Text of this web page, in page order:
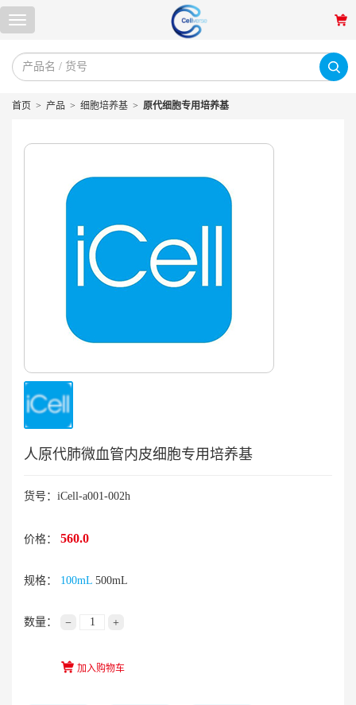
首页 > 产品 > 细胞培养基 > 原代细胞专用培养基
人原代肺微血管内皮细胞专用培养基
货号：iCell-a001-002h
价格： 560.0
规格： 100mL 500mL
数量： − +
加入购物车